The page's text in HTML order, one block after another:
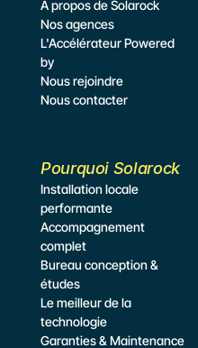
À propos de Solarock
Nos agences
L'Accélérateur Powered
by
Nous rejoindre
Nous contacter
Pourquoi Solarock
Installation locale
performante
Accompagnement
complet
Bureau conception &
études
Le meilleur de la
technologie
Garanties & Maintenance